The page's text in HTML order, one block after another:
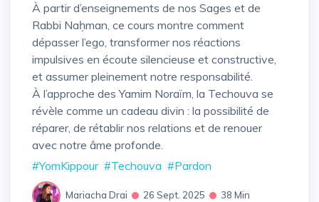
À partir d’enseignements de nos Sages et de
Rabbi Naḥman, ce cours montre comment
dépasser l’ego, transformer nos réactions
impulsives en écoute silencieuse et constructive,
et assumer pleinement notre responsabilité.
À l’approche des Yamim Noraïm, la Techouva se
révèle comme un cadeau divin : la possibilité de
réparer, de rétablir nos relations et de renouer
avec notre âme profonde.
#YomKippour #Techouva #Pardon
Mariacha Drai 26 Sept. 2025 38 Min